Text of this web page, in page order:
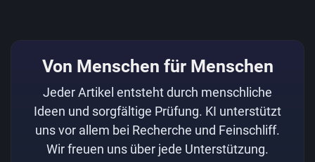
Von Menschen für Menschen
Jeder Artikel entsteht durch menschliche
Ideen und sorgfältige Prüfung. KI unterstützt
uns vor allem bei Recherche und Feinschliff.
Wir freuen uns über jede Unterstützung.